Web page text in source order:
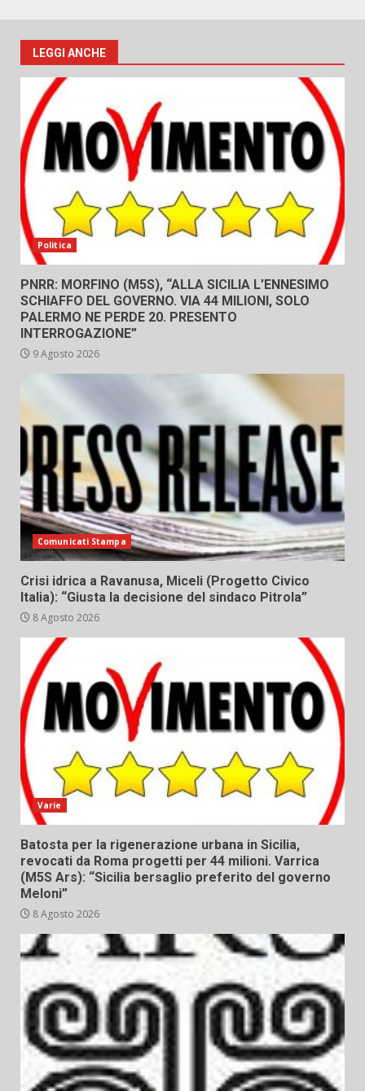
LEGGI ANCHE
Politica
PNRR: MORFINO (M5S), “ALLA SICILIA L’ENNESIMO
SCHIAFFO DEL GOVERNO. VIA 44 MILIONI, SOLO
PALERMO NE PERDE 20. PRESENTO
INTERROGAZIONE”
9 Agosto 2026
Comunicati Stampa
Crisi idrica a Ravanusa, Miceli (Progetto Civico
Italia): “Giusta la decisione del sindaco Pitrola”
8 Agosto 2026
Varie
Batosta per la rigenerazione urbana in Sicilia,
revocati da Roma progetti per 44 milioni. Varrica
(M5S Ars): “Sicilia bersaglio preferito del governo
Meloni”
8 Agosto 2026